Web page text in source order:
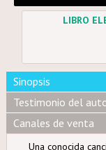
LIBRO
Sinopsis
Testimonio del
Canales de venta
Una conocida